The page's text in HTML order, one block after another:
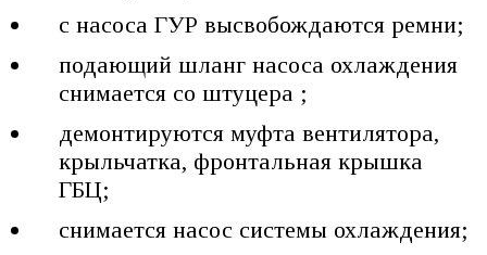
с насоса ГУР высвобождаются ремни;
подающий шланг насоса охлаждения
снимается со штуцера ;
демонтируются муфта вентилятора,
крыльчатка, фронтальная крышка
ГБЦ;
снимается насос системы охлаждения;